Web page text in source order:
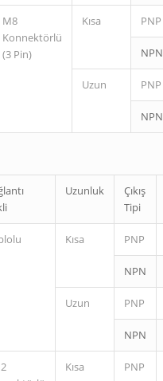
M8
Konnektörlü
(3 Pin)
Kısa PNP
NPN
Uzun PNP
NPN
Uzunluk
Çıkış
Tipi
Kısa PNP
NPN
Uzun PNP
NPN
Kısa PNP